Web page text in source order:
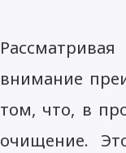
внимание
том, что, в
очищение.